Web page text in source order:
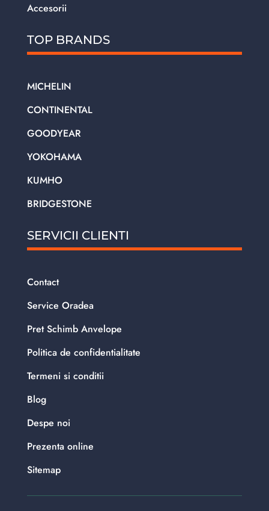
Accesorii
TOP BRANDS
MICHELIN
CONTINENTAL
GOODYEAR
YOKOHAMA
KUMHO
BRIDGESTONE
SERVICII CLIENTI
Contact
Service Oradea
Pret Schimb Anvelope
Politica de confidentialitate
Termeni si conditii
Blog
Despe noi
Prezenta online
Sitemap